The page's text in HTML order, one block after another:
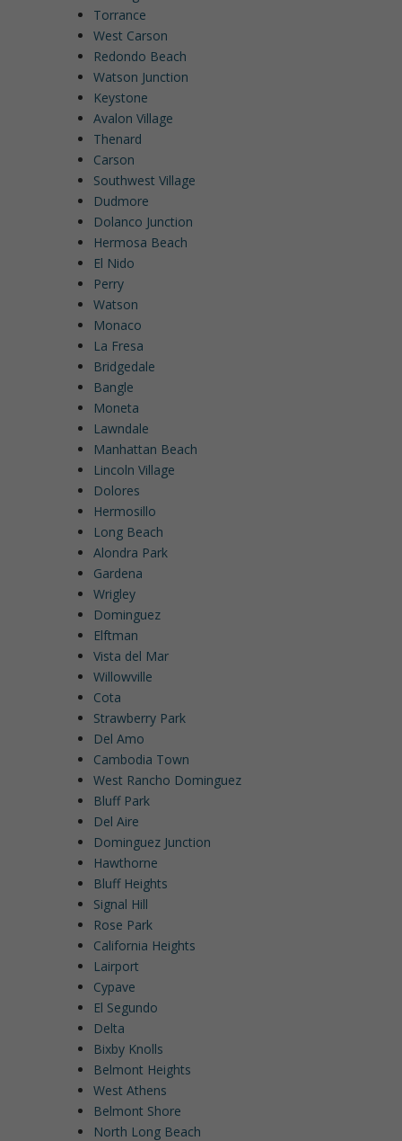
Torrance
West Carson
Redondo Beach
Watson Junction
Keystone
Avalon Village
Thenard
Carson
Southwest Village
Dudmore
Dolanco Junction
Hermosa Beach
El Nido
Perry
Watson
Monaco
La Fresa
Bridgedale
Bangle
Moneta
Lawndale
Manhattan Beach
Lincoln Village
Dolores
Hermosillo
Long Beach
Alondra Park
Gardena
Wrigley
Dominguez
Elftman
Vista del Mar
Willowville
Cota
Strawberry Park
Del Amo
Cambodia Town
West Rancho Dominguez
Bluff Park
Del Aire
Dominguez Junction
Hawthorne
Bluff Heights
Signal Hill
Rose Park
California Heights
Lairport
Cypave
El Segundo
Delta
Bixby Knolls
Belmont Heights
West Athens
Belmont Shore
North Long Beach